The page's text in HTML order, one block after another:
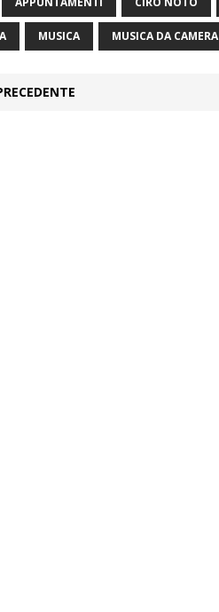
MUSICA MUSICA DA CAMERA